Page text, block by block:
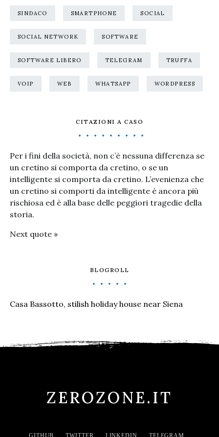
SINDACO SMARTPHONE SOCIAL
SOCIAL NETWORK SOFTWARE
SOFTWARE LIBERO TELEGRAM TRUFFA
VOIP WEB WHATSAPP WORDPRESS
CITAZIONI A CASO
Per i fini della società, non c’è nessuna differenza se
un cretino si comporta da cretino, o se un
intelligente si comporta da cretino. L’evenienza che
un cretino si comporti da intelligente è ancora più
rischiosa ed è alla base delle peggiori tragedie della
storia.
Next quote »
BLOGROLL
Casa Bassotto, stilish holiday house near Siena
ZEROZONE.IT
GITHUB TWITTER LINKEDIN TELEGRAM